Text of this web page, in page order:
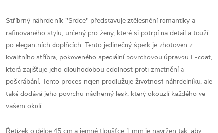
Stříbrný náhrdelník "Srdce" představuje ztělesnění romantiky a
rafinovaného stylu, určený pro ženy, které si potrpí na detail a touží
po elegantních doplňcích. Tento jedinečný šperk je zhotoven z
kvalitního stříbra, pokoveného speciální povrchovou úpravou E-coat,
která zajišťuje jeho dlouhodobou odolnost proti zmatnění a
poškrábání. Tento proces nejen prodlužuje životnost náhrdelníku, ale
také dodává jeho povrchu nádherný lesk, který okouzlí každého ve
vašem okolí.
Řetízek o délce 45 cm a jemné tloušťce 1 mm je navržen tak, aby